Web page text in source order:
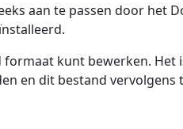
aan te passen door het
kunt bewerken. Het
en dit bestand